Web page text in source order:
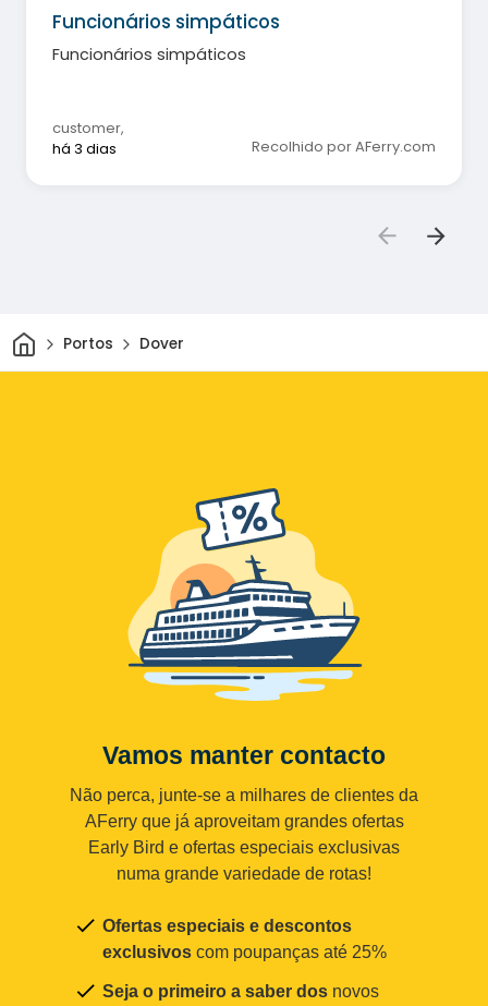
Funcionários simpáticos
Funcionários simpáticos
customer,
há 3 dias
Recolhido por AFerry.com
CasaPortos Dover
Vamos manter contacto
Não perca, junte-se a milhares de clientes da
AFerry que já aproveitam grandes ofertas
Early Bird e ofertas especiais exclusivas
numa grande variedade de rotas!
Ofertas especiais e descontos
exclusivos com poupanças até 25%
Seja o primeiro a saber dos novos